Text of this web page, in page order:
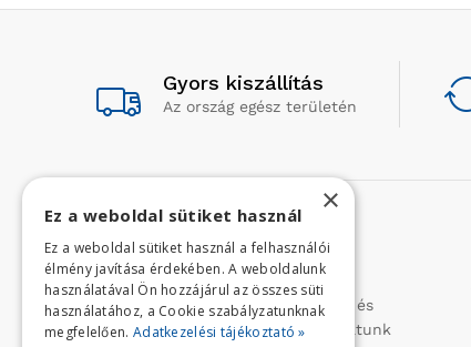
Gyors kiszállítás
Az ország egész területén
Rólunk
Profilunk a mezőgazdasági, kerti
kisgépek és egyéb iparcikkek kis- és
nagykereskedelme. 1991 óta folytatunk
×
Ez a weboldal sütiket használ
Ez a weboldal sütiket használ a felhasználói
élmény javítása érdekében. A weboldalunk
használatával Ön hozzájárul az összes süti
használatához, a Cookie szabályzatunknak
megfelelően. Adatkezelési tájékoztató »